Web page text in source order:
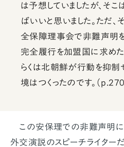
は予想していましたが、そ
ばいいと思いました。ただ
全保障理事会で非難声明
完全履行を加盟国に求めた
らくは北朝鮮が行動を抑制
境はつくったのです。（p.270
この安保理での非難声明に
外交演説のスピーチライター